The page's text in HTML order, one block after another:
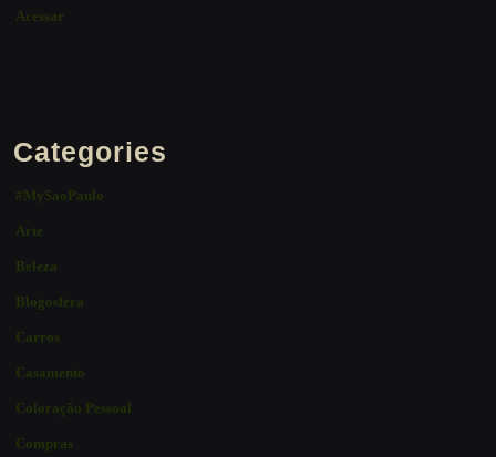
Acessar
Categories
#MySaoPaulo
Arte
Beleza
Blogosfera
Carros
Casamento
Coloração Pessoal
Compras